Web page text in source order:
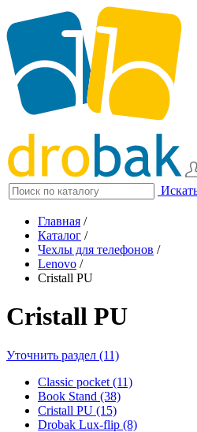
Главная /
Каталог /
Чехлы для телефонов /
Lenovo /
Cristall PU
Cristall PU
Уточнить раздел (11)
Classic pocket (11)
Book Stand (38)
Cristall PU (15)
Drobak Lux-flip (8)